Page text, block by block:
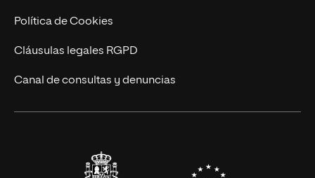
Cursos Universitarios
Actualidad
UNIR Revista
Eventos
Política de Cookies
Cláusulas legales RGPD
Canal de consultas y denuncias